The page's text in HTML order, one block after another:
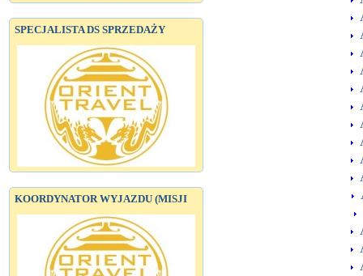
SPECJALISTA DS SPRZEDAŻY
KOORDYNATOR WYJAZDU (MISJI